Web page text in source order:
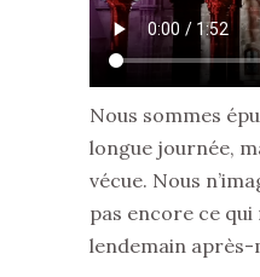
Nous sommes
longue journée,
vécue. Nous
pas encore ce
lendemain après-